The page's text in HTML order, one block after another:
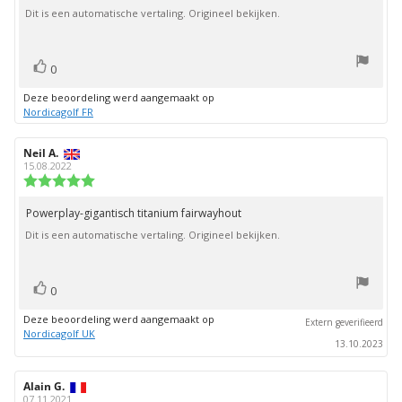
sterren
Dit is een automatische vertaling. Origineel bekijken.
Stem
omhoog
0
Deze beoordeling werd aangemaakt op
Nordicagolf FR
Auteur
van
deze
beoordeling:
Neil A.
15.08.2022
uit
5
sterren
Beoordelingstekst:
Powerplay-gigantisch titanium fairwayhout
Dit is een automatische vertaling. Origineel bekijken.
Stem
omhoog
0
Deze beoordeling werd aangemaakt op
Nordicagolf UK
Extern geverifieerd
13.10.2023
Auteur
Alain G.
07.11.2021